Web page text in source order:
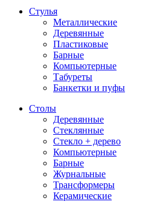
Стулья
Металлические
Деревянные
Пластиковые
Барные
Компьютерные
Табуреты
Банкетки и пуфы
Столы
Деревянные
Стеклянные
Стекло + дерево
Компьютерные
Барные
Журнальные
Трансформеры
Керамические